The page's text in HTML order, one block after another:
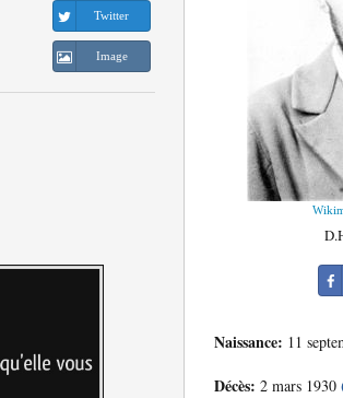
Twitter
Image
Naissance: 11
Décès: 2 mars 1930